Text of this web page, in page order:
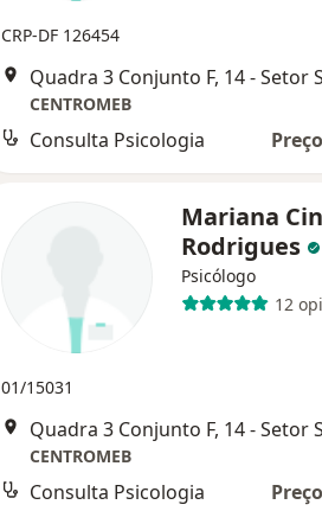
CRP-DF 126454
CENTROMEB
Consulta Psicologia
Mariana
Rodrigues
Psicólogo
12
01/15031
CENTROMEB
Consulta Psicologia